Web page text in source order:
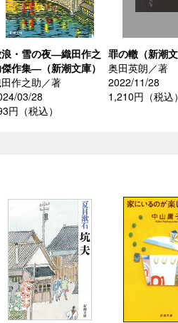
・雪の夜―織田作之
作集―（新潮文庫）
作之助／著
03/28
円（税込）
罪の轍（新潮文
奥田英朗／著
2022/11/28
1,210円（税込）